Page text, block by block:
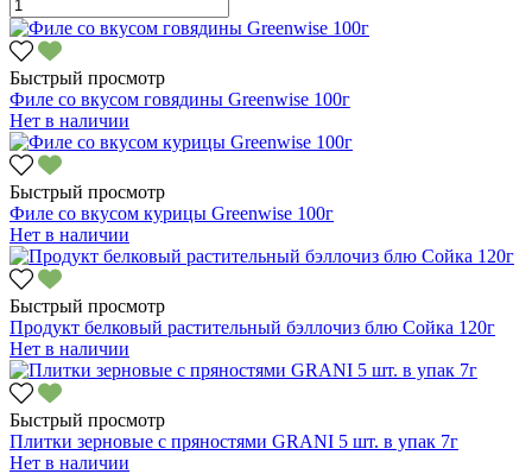
Быстрый просмотр
Филе со вкусом говядины Greenwise 100г
Нет в наличии
Быстрый просмотр
Филе со вкусом курицы Greenwise 100г
Нет в наличии
Быстрый просмотр
Продукт белковый растительный бэллочиз блю Сойка 120г
Нет в наличии
Быстрый просмотр
Плитки зерновые с пряностями GRANI 5 шт. в упак 7г
Нет в наличии